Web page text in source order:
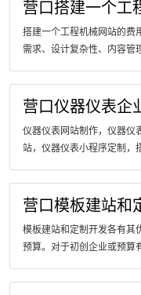
营口搭建一个工
搭建一个工程机械网站的费
需求、设计复杂性、内容管
营口仪器仪表企
仪器仪表网站制作，仪器仪
站，仪器仪表小程序定制，
营口模板建站和
模板建站和定制开发各有其
预算。对于初创企业或预算